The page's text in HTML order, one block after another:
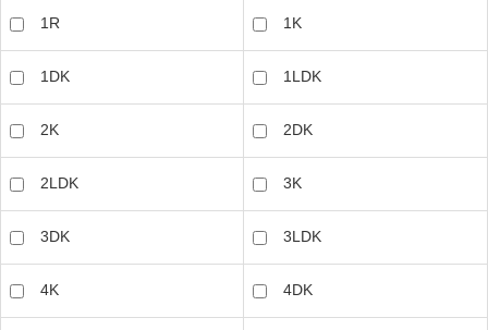
1R 1K
1DK 1LDK
2K 2DK
2LDK 3K
3DK 3LDK
4K 4DK